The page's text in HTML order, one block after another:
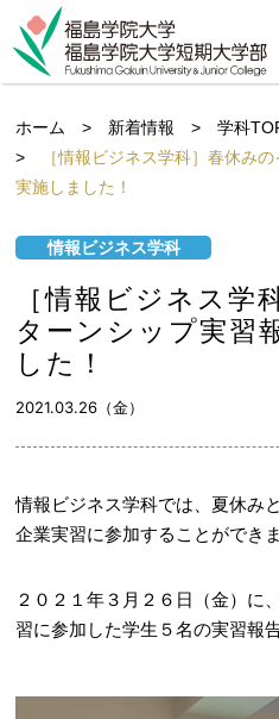
ホーム > 新着情報 >学科
>
［情報ビジネス学科］春休み
実施しました！
情報ビジネス学科
［情報ビジネス学
ターンシップ実習
した！
2021.03.26（金）
情報ビジネス学科では、夏休み
企業実習に参加することができま
２０２１年３月２６日（金）に
習に参加した学生５名の実習報